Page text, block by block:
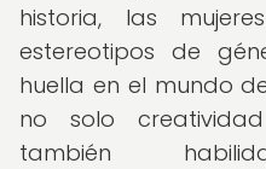
historia, las
estereotipos de
huella en el mundo
no solo
también